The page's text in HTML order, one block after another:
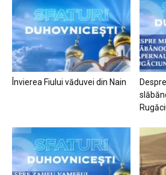
Învierea Fiului văduvei din Nain